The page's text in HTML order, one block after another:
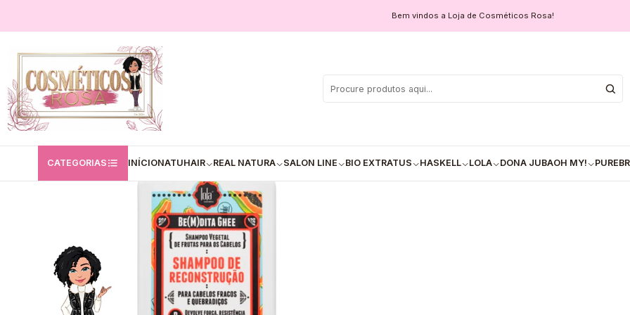
CATEGORIAS INÍCIONATUHAIR REAL NATURA SALON LINE BIO EXTRATUS HASKELL LOLA DONA JUBAOH MY!
Bem vindos a Loja de Cosméticos Rosa!
✅Champô